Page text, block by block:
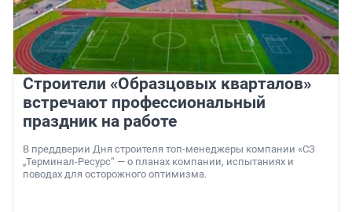
Строители «Образцовых кварталов»
встречают профессиональный
праздник на работе
В преддверии Дня строителя топ-менеджеры компании «СЗ
„Терминал-Ресурс“ — о планах компании, испытаниях и
поводах для осторожного оптимизма.